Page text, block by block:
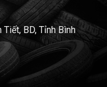
BD, Tỉnh Bình